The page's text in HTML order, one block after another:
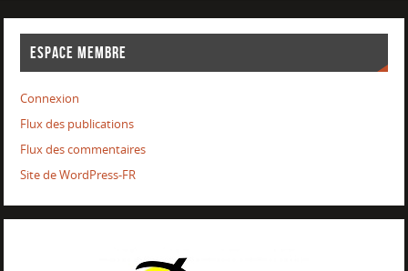
ESPACE MEMBRE
Connexion
Flux des publications
Flux des commentaires
Site de WordPress-FR